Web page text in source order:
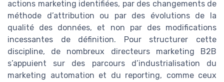
actions marketing identifiées, par des changements de
méthode d’attribution ou par des évolutions de la
qualité des données, et non par des modifications
incessantes de définition. Pour structurer cette
discipline, de nombreux directeurs marketing B2B
s’appuient sur des parcours d’industrialisation du
marketing automation et du reporting, comme ceux